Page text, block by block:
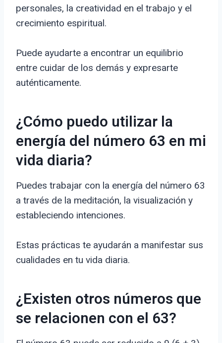
personales, la creatividad en el trabajo y el
crecimiento espiritual.
Puede ayudarte a encontrar un equilibrio
entre cuidar de los demás y expresarte
auténticamente.
¿Cómo puedo utilizar la
energía del número 63 en mi
vida diaria?
Puedes trabajar con la energía del número 63
a través de la meditación, la visualización y
estableciendo intenciones.
Estas prácticas te ayudarán a manifestar sus
cualidades en tu vida diaria.
¿Existen otros números que
se relacionen con el 63?